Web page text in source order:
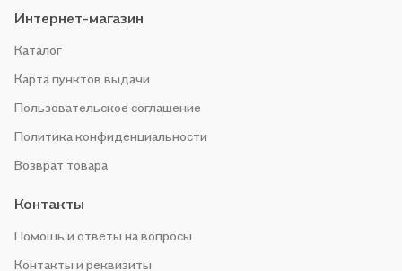
Интернет-магазин
Каталог
Карта пунктов выдачи
Пользовательское соглашение
Политика конфиденциальности
Возврат товара
Контакты
Помощь и ответы на вопросы
Контакты и реквизиты